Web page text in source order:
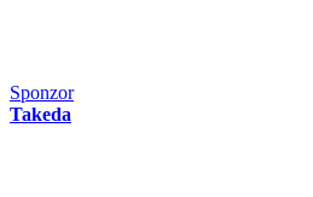
Sponzor
Takeda